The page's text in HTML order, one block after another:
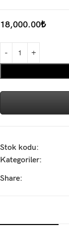
18,000.00₺
Stok kodu:
Kategoriler:
Share: